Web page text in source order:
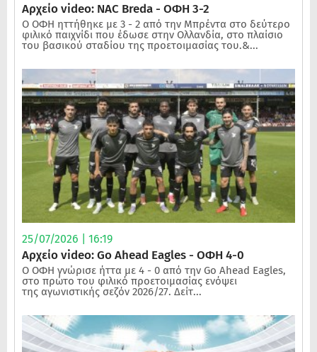
Αρχείο video: NAC Breda - ΟΦΗ 3-2
Ο ΟΦΗ ηττήθηκε με 3 - 2 από την Μπρέντα στο δεύτερο
φιλικό παιχνίδι που έδωσε στην Ολλανδία, στο πλαίσιο
του βασικού σταδίου της προετοιμασίας του.&...
25/07/2026 | 16:19
Αρχείο video: Go Ahead Eagles - ΟΦΗ 4-0
Ο ΟΦΗ γνώρισε ήττα με 4 - 0 από την Go Ahead Eagles,
στο πρώτο του φιλικό προετοιμασίας ενόψει
της αγωνιστικής σεζόν 2026/27. Δείτ...